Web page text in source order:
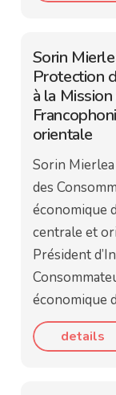
Sorin
Protection
à la
orientale
Sorin
des
économique
centrale et
Président
économique
details